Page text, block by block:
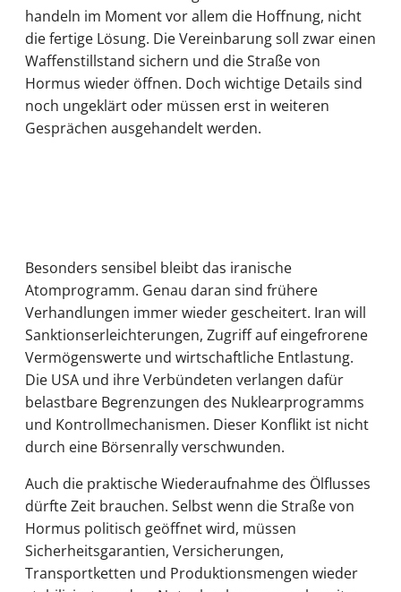
handeln im Moment vor allem die Hoffnung, nicht
die fertige Lösung. Die Vereinbarung soll zwar einen
Waffenstillstand sichern und die Straße von
Hormus wieder öffnen. Doch wichtige Details sind
noch ungeklärt oder müssen erst in weiteren
Gesprächen ausgehandelt werden.
Besonders sensibel bleibt das iranische
Atomprogramm. Genau daran sind frühere
Verhandlungen immer wieder gescheitert. Iran will
Sanktionserleichterungen, Zugriff auf eingefrorene
Vermögenswerte und wirtschaftliche Entlastung.
Die USA und ihre Verbündeten verlangen dafür
belastbare Begrenzungen des Nuklearprogramms
und Kontrollmechanismen. Dieser Konflikt ist nicht
durch eine Börsenrally verschwunden.
Auch die praktische Wiederaufnahme des Ölflusses
dürfte Zeit brauchen. Selbst wenn die Straße von
Hormus politisch geöffnet wird, müssen
Sicherheitsgarantien, Versicherungen,
Transportketten und Produktionsmengen wieder